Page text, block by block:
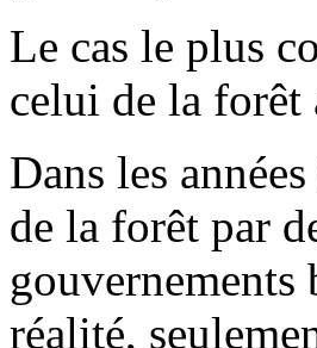
Le cas le plus
celui de la forêt
Dans les
de la forêt par
gouvernements
réalité,